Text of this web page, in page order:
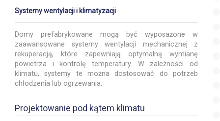
Systemy wentylacji i klimatyzacji
Domy prefabrykowane mogą być wyposażone w
zaawansowane systemy wentylacji mechanicznej z
rekuperacją, które zapewniają optymalną wymianę
powietrza i kontrolę temperatury. W zależności od
klimatu, systemy te można dostosować do potrzeb
chłodzenia lub ogrzewania.
Projektowanie pod kątem klimatu